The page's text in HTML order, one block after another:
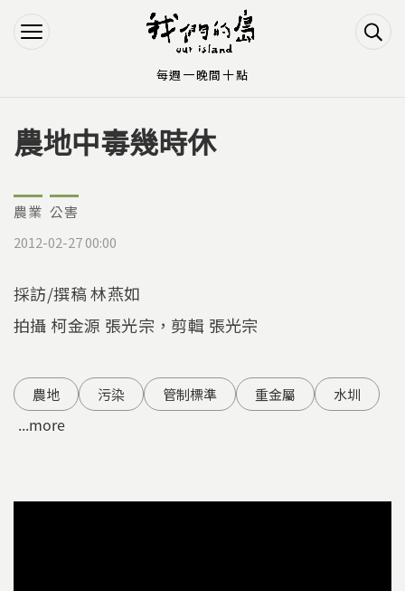
Jump to Navigation
Jump to Main content
您在這裡
農地中毒幾時休
農業 公害
2012-02-27 00:00
採訪/撰稿 林燕如
拍攝 柯金源 張光宗，剪輯 張光宗
農地 污染 管制標準 重金屬 水圳
...more
每週一晚間十點